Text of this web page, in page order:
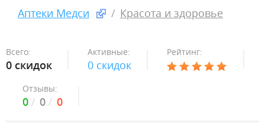
Аптеки Медси Красота и здоровье
Всего:
0 скидок
Активные:
0 скидок
Рейтинг:
Отзывы:
0 0 0